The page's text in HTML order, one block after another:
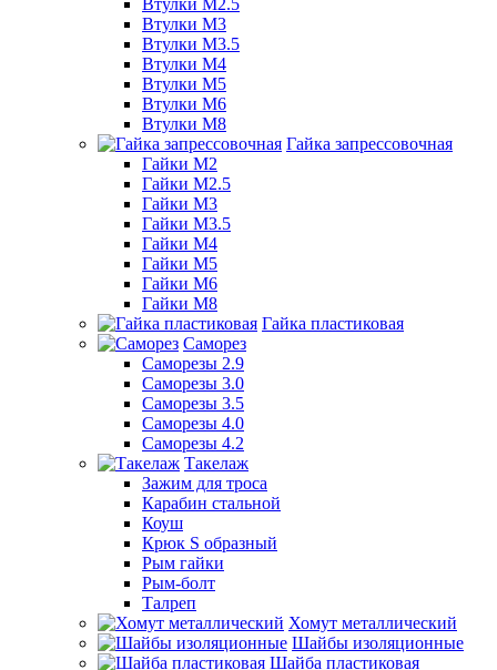
Втулки М2.5
Втулки М3
Втулки М3.5
Втулки М4
Втулки М5
Втулки М6
Втулки М8
Гайка запрессовочная
Гайки М2
Гайки М2.5
Гайки М3
Гайки М3.5
Гайки М4
Гайки М5
Гайки М6
Гайки М8
Гайка пластиковая
Саморез
Саморезы 2.9
Саморезы 3.0
Саморезы 3.5
Саморезы 4.0
Саморезы 4.2
Такелаж
Зажим для троса
Карабин стальной
Коуш
Крюк S образный
Рым гайки
Рым-болт
Талреп
Хомут металлический
Шайбы изоляционные
Шайба пластиковая